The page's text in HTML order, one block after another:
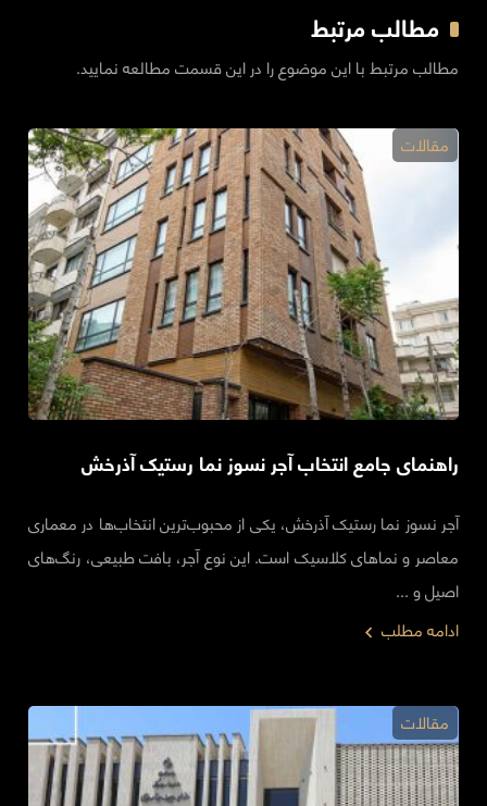
مطالب مرتبط
مطالب مرتبط با این موضوع را در این قسمت مطالعه نمایید.
راهنمای جامع‌ انتخاب آجر نسوز نما رستیک آذرخش
آجر نسوز نما رستیک آذرخش، یکی از محبوب‌ترین انتخاب‌ها در معماری
معاصر و نماهای کلاسیک است. این نوع آجر، بافت طبیعی، رنگ‌های
اصیل و ...
مقالات
ادامه مطلب
مقالات